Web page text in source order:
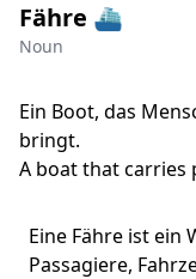
Fähre ⛴️
Noun
Ein Boot, das
bringt.
A boat that carries
Eine Fähre ist ein
Passagiere,